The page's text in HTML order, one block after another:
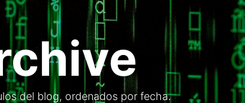
del blog, ordenados por fecha.